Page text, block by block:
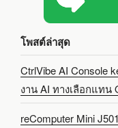
โพสต์ล่าสุด
CtrlVibe AI Console
งาน AI ทางเลือกแทน
reComputer Mini